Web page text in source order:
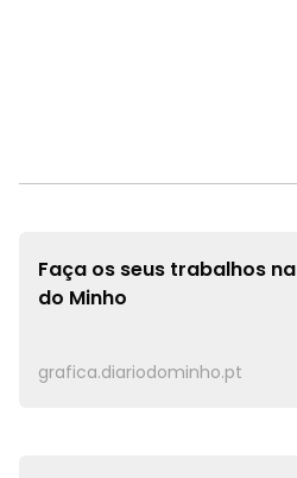
Faça os seus trabalhos na
do Minho
grafica.diariodominho.pt